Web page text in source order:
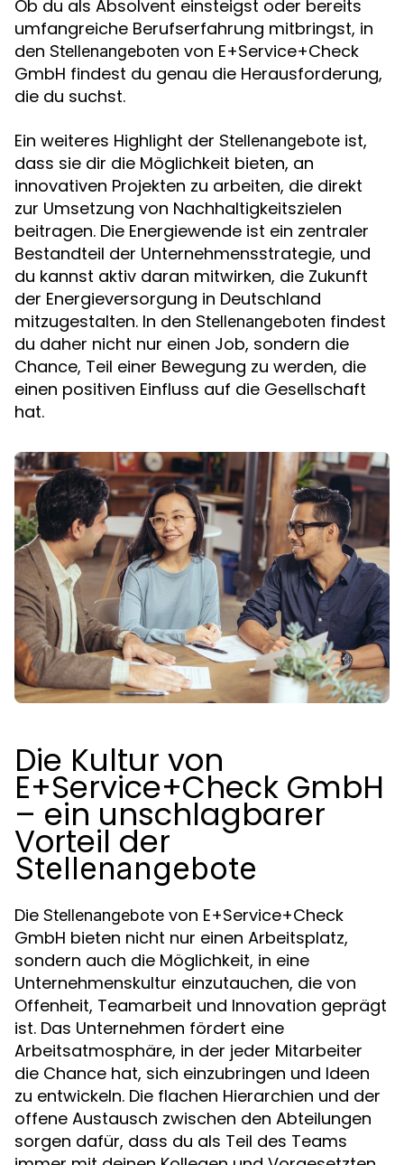
Ob du als Absolvent einsteigst oder bereits
umfangreiche Berufserfahrung mitbringst, in
den Stellenangeboten von E+Service+Check
GmbH findest du genau die Herausforderung,
die du suchst.
Ein weiteres Highlight der Stellenangebote ist,
dass sie dir die Möglichkeit bieten, an
innovativen Projekten zu arbeiten, die direkt
zur Umsetzung von Nachhaltigkeitszielen
beitragen. Die Energiewende ist ein zentraler
Bestandteil der Unternehmensstrategie, und
du kannst aktiv daran mitwirken, die Zukunft
der Energieversorgung in Deutschland
mitzugestalten. In den Stellenangeboten findest
du daher nicht nur einen Job, sondern die
Chance, Teil einer Bewegung zu werden, die
einen positiven Einfluss auf die Gesellschaft
hat.
Die Kultur von
E+Service+Check GmbH
– ein unschlagbarer
Vorteil der
Stellenangebote
Die Stellenangebote von E+Service+Check
GmbH bieten nicht nur einen Arbeitsplatz,
sondern auch die Möglichkeit, in eine
Unternehmenskultur einzutauchen, die von
Offenheit, Teamarbeit und Innovation geprägt
ist. Das Unternehmen fördert eine
Arbeitsatmosphäre, in der jeder Mitarbeiter
die Chance hat, sich einzubringen und Ideen
zu entwickeln. Die flachen Hierarchien und der
offene Austausch zwischen den Abteilungen
sorgen dafür, dass du als Teil des Teams